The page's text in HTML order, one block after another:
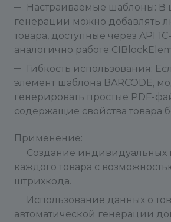
Настраиваемые шаблоны: В
генерации можно добавлять
товара, доступные через API
аналогично работе
Гибкость использования:
элемент шаблона BARCODE,
генерировать простые PDF-
содержащие свойства товара
Применение:
Создание индивидуальных
каждого товара с
штрихкода.
Использование данных о
автоматической генерации